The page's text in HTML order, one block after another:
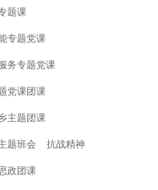
题课
专题党课
务专题党课
党课团课
主题团课
题班会
抗战精神
政团课